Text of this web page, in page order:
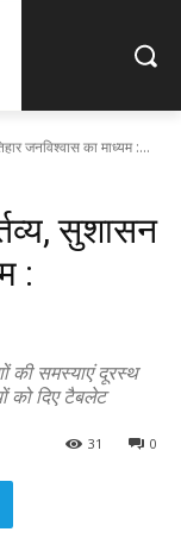
जनविश्वास का माध्यम :...
सुशासन
:
की समस्याएं दूरस्थ
को दिए टैबलेट
0
31